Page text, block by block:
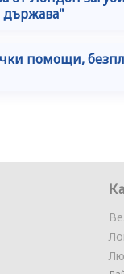
държава"
помощи,